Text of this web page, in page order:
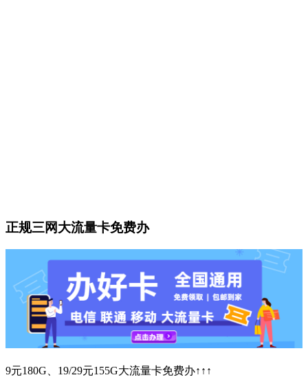
正规三网大流量卡免费办
9元180G、19/29元155G大流量卡免费办↑↑↑